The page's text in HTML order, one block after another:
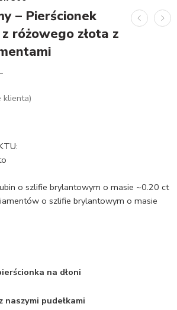
– Pierścionek
różowego złota z
klienta)
o szlifie brylantowym o masie ~0.20 ct
o szlifie brylantowym o masie
na dłoni
naszymi pudełkami